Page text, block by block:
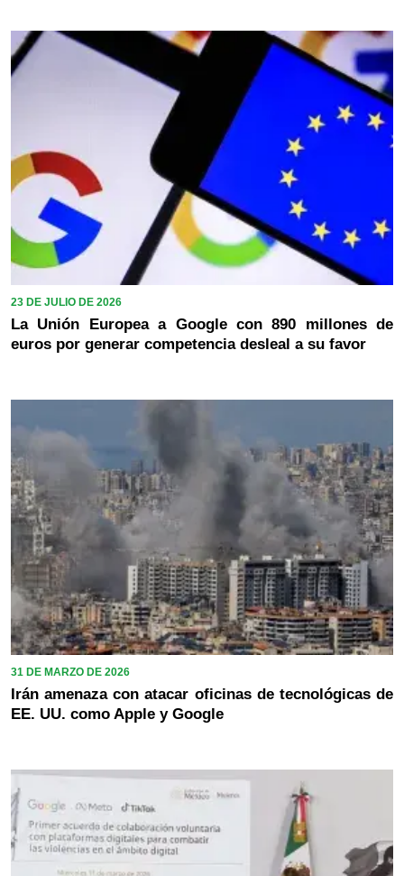
23 DE JULIO DE 2026
La Unión Europea a Google con 890 millones de
euros por generar competencia desleal a su favor
31 DE MARZO DE 2026
Irán amenaza con atacar oficinas de tecnológicas de
EE. UU. como Apple y Google